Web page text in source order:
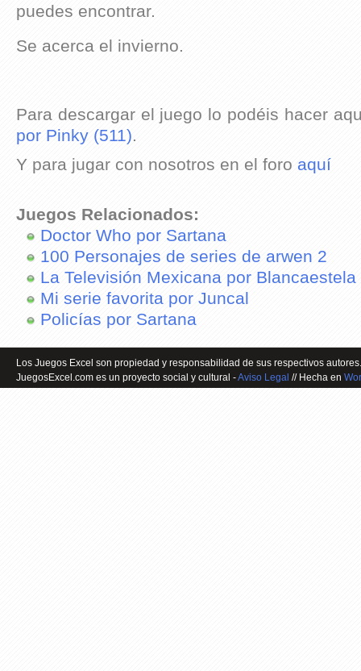
puedes encontrar.
Se acerca el invierno.
Para descargar el juego lo podéis hacer
por Pinky (511).
Y para jugar con nosotros en el foro aquí
Juegos Relacionados:
Doctor Who por Sartana
100 Personajes de series de arwen 2
La Televisión Mexicana por Blancaestela
Mi serie favorita por Juncal
Policías por Sartana
Los Juegos Excel son propiedad y responsabilidad de sus respectivos
JuegosExcel.com es un proyecto social y cultural -Aviso Legal // Hecha en